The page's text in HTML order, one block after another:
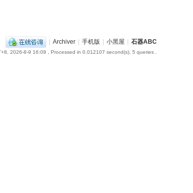
| Archiver | 手机版 | 小黑屋 | 石器ABC
2026-8-9 16:09 , Processed in 0.012107 second(s), 5 queries .